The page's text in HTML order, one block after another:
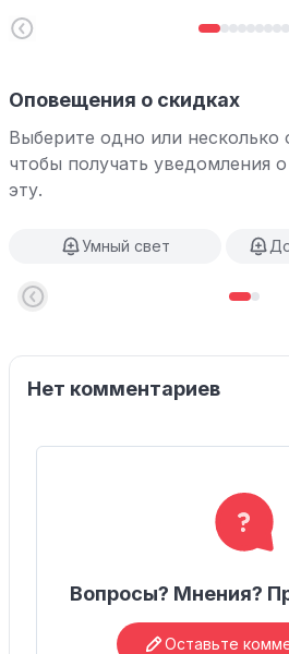
Оповещения о скидках
Выберите одно или
чтобы получать уведомления
эту.
Умный свет
Нет комментариев
Вопросы? Мнения?
Оставьте